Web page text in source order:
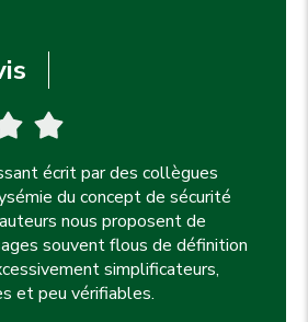
écrit par des collègues
du concept de sécurité
nous proposent de
souvent flous de définition
simplificateurs,
et peu vérifiables.